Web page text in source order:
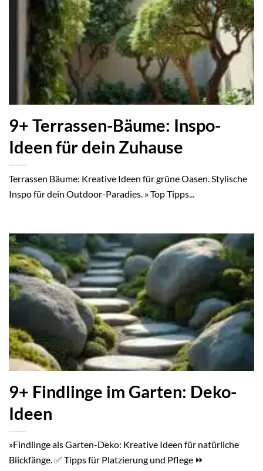
9+ Terrassen-Bäume: Inspo-
Ideen für dein Zuhause
Terrassen Bäume: Kreative Ideen für grüne Oasen. Stylische
Inspo für dein Outdoor-Paradies. » Top Tipps...
9+ Findlinge im Garten: Deko-
Ideen
»Findlinge als Garten-Deko: Kreative Ideen für natürliche
Blickfänge. ✅ Tipps für Platzierung und Pflege ⏩